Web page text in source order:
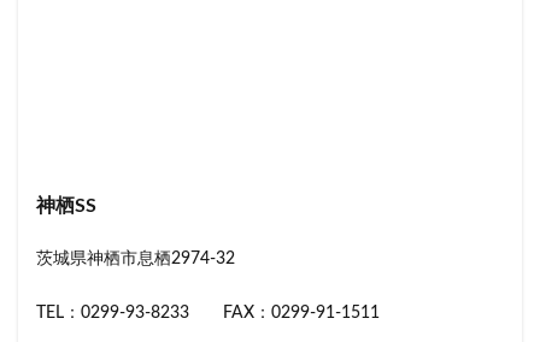
神栖SS
茨城県神栖市息栖2974-32
TEL：0299-93-8233 FAX：0299-91-1511